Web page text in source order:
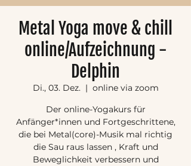
Metal Yoga move & chill
online/Aufzeichnung -
Delphin
Di., 03. Dez.
  |
online via zoom
Der online-Yogakurs für
Anfänger*innen und Fortgeschrittene,
die bei Metal(core)-Musik mal richtig
die Sau raus lassen , Kraft und
Beweglichkeit verbessern und